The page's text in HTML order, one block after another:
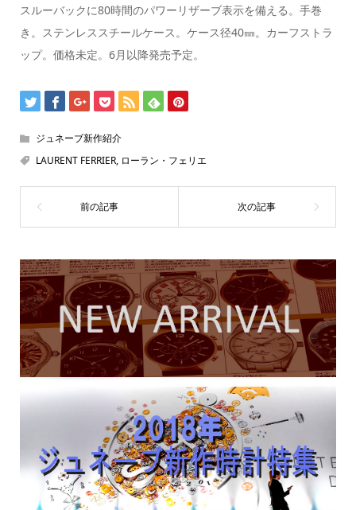
スルーバックに80時間のパワーリザーブ表示を備える。手巻
き。ステンレススチールケース。ケース径40㎜。カーフストラ
ップ。価格未定。6月以降発売予定。
ジュネーブ新作紹介
LAURENT FERRIER, ローラン・フェリエ